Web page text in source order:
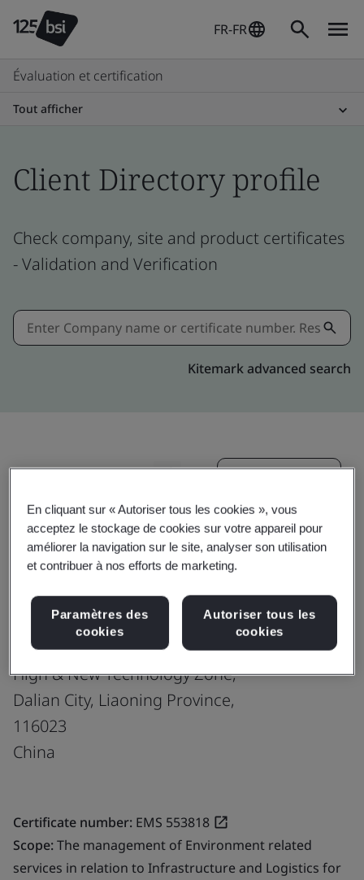
FR-FR
Évaluation et certification
Tout afficher
Client Directory profile
Check company, site and product certificates
- Validation and Verification
Kitemark advanced search
Partager: Mise à niveau
Genpact-China : Dalian
-Jing Feng Building
Production office
East Hong Chuan Road 20# 22# 24# 26#,
Jing Feng Building,
High & New Technology Zone,
Dalian City, Liaoning Province,
116023
China
Certificate number: EMS 553818
Scope:The management of Environment related
services in relation to Infrastructure and Logistics for
En cliquant sur « Autoriser tous les cookies », vous
acceptez le stockage de cookies sur votre appareil pour
améliorer la navigation sur le site, analyser son utilisation
et contribuer à nos efforts de marketing.
Paramètres des
cookies
Autoriser tous les
cookies